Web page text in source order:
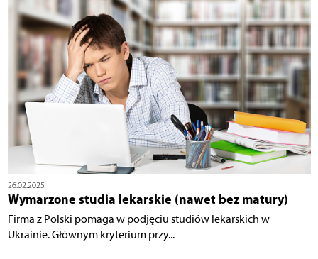
26.02.2025
Wymarzone studia lekarskie (nawet bez matury)
Firma z Polski pomaga w podjęciu studiów lekarskich w
Ukrainie. Głównym kryterium przy...